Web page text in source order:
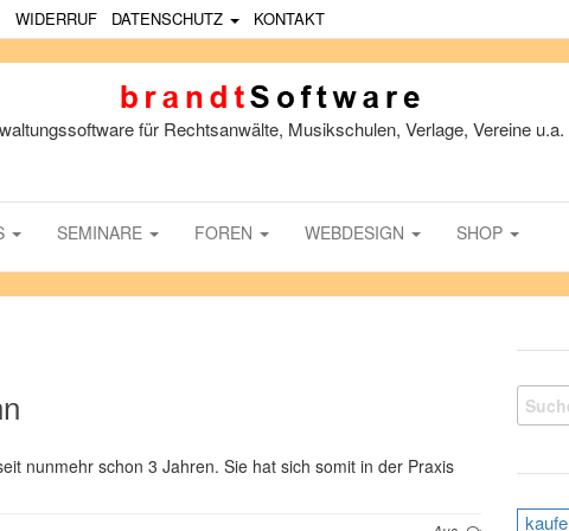
WIDERRUF DATENSCHUTZ KONTAKT
für Rechtsanwälte, Musikschulen, Verlage, Vereine u.a.
SEMINARE FOREN WEBDESIGN SHOP
nunmehr schon 3 Jahren. Sie hat sich somit in der Praxis